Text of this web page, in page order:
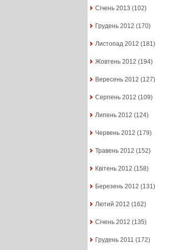
Січень 2013 (102)
Грудень 2012 (170)
Листопад 2012 (181)
Жовтень 2012 (194)
Вересень 2012 (127)
Серпень 2012 (109)
Липень 2012 (124)
Червень 2012 (179)
Травень 2012 (152)
Квітень 2012 (158)
Березень 2012 (131)
Лютий 2012 (162)
Січень 2012 (135)
Грудень 2011 (172)